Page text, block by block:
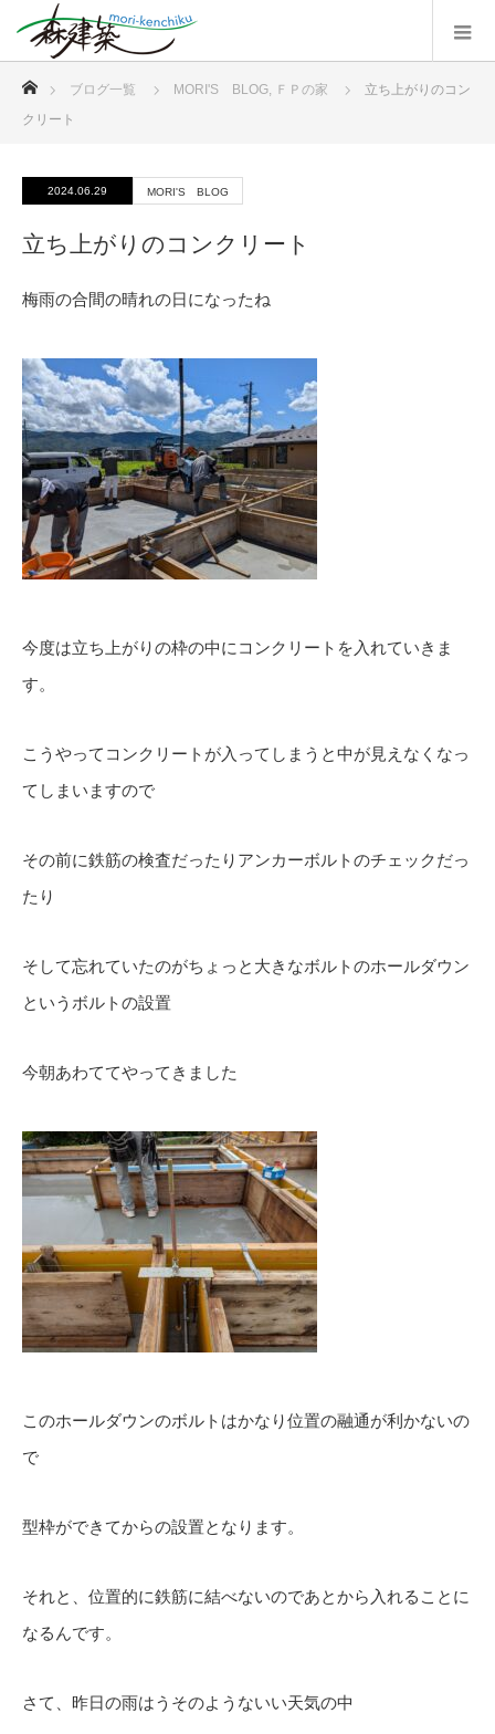
ブログ一覧 MORI'S BLOG, ＦＰの家
立ち上がりのコン
クリート
2024.06.29 MORI'S BLOG
立ち上がりのコンクリート
梅雨の合間の晴れの日になったね
今度は立ち上がりの枠の中にコンクリートを入れていきま
す。
こうやってコンクリートが入ってしまうと中が見えなくなっ
てしまいますので
その前に鉄筋の検査だったりアンカーボルトのチェックだっ
たり
そして忘れていたのがちょっと大きなボルトのホールダウン
というボルトの設置
今朝あわててやってきました
このホールダウンのボルトはかなり位置の融通が利かないの
で
型枠ができてからの設置となります。
それと、位置的に鉄筋に結べないのであとから入れることに
なるんです。
さて、昨日の雨はうそのようないい天気の中